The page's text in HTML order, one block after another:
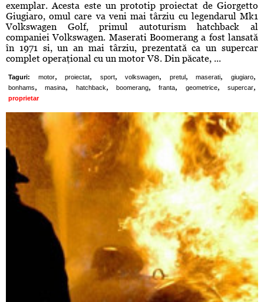
exemplar. Acesta este un prototip proiectat de Giorgetto
Giugiaro, omul care va veni mai târziu cu legendarul Mk1
Volkswagen Golf, primul autoturism hatchback al
companiei Volkswagen. Maserati Boomerang a fost lansată
în 1971 si, un an mai târziu, prezentată ca un supercar
complet operaţional cu un motor V8. Din păcate, ...
Taguri: motor, proiectat, sport, volkswagen, pretul, maserati, giugiaro,
bonhams, masina, hatchback, boomerang, franta, geometrice, supercar,
proprietar